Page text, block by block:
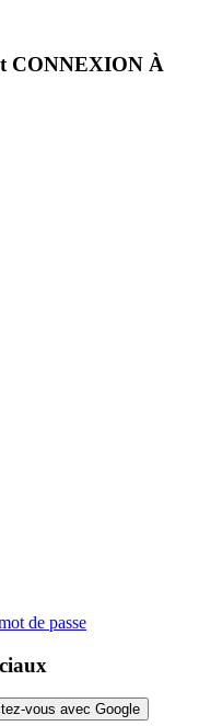
CONNEXION À
de passe
vous avec Google